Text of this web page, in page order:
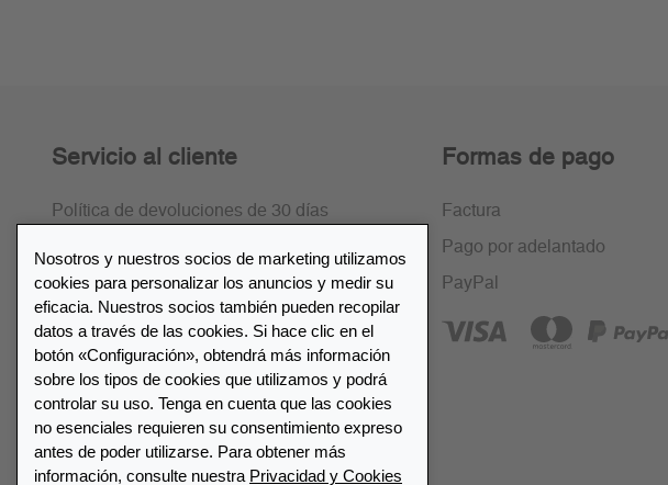
Servicio al cliente
Política de devoluciones de 30 días
Preguntas frecuentes
Formas de pago
Factura
Pago por adelantado
PayPal
Lista de distribuidores
Encuentre su distribuidor más
Nosotros y nuestros socios de marketing utilizamos
cookies para personalizar los anuncios y medir su
eficacia. Nuestros socios también pueden recopilar
datos a través de las cookies. Si hace clic en el
botón «Configuración», obtendrá más información
sobre los tipos de cookies que utilizamos y podrá
controlar su uso. Tenga en cuenta que las cookies
no esenciales requieren su consentimiento expreso
antes de poder utilizarse. Para obtener más
información, consulte nuestra Privacidad y Cookies